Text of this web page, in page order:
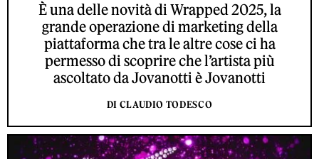
È una delle novità di Wrapped 2025, la
grande operazione di marketing della
piattaforma che tra le altre cose ci ha
permesso di scoprire che l’artista più
ascoltato da Jovanotti è Jovanotti
DI CLAUDIO TODESCO